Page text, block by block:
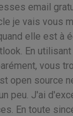
email
je vais vous
elle est à
En
vous
open source
peu. J'ai
En toute